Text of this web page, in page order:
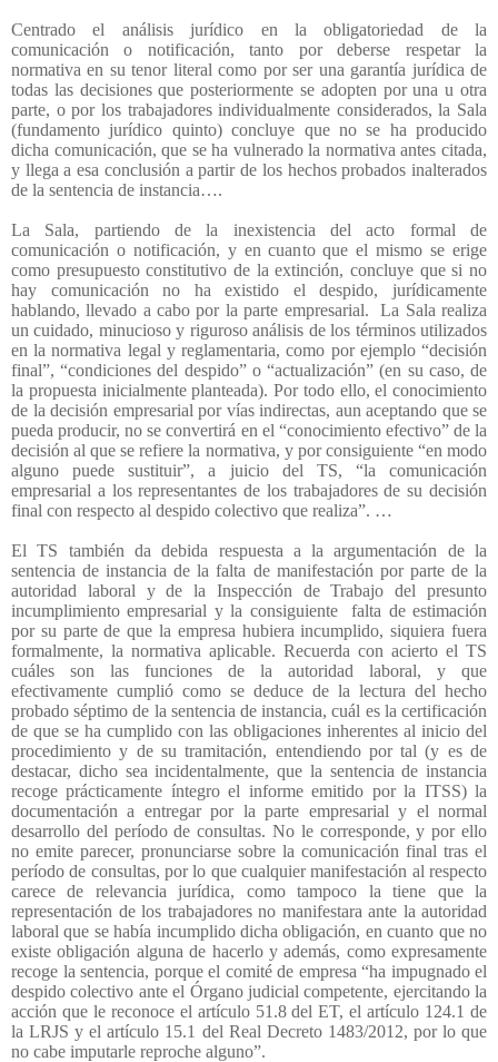
Centrado el análisis jurídico en la obligatoriedad de la
comunicación o notificación, tanto por deberse respetar la
normativa en su tenor literal como por ser una garantía jurídica de
todas las decisiones que posteriormente se adopten por una u otra
parte, o por los trabajadores individualmente considerados, la Sala
(fundamento jurídico quinto) concluye que no se ha producido
dicha comunicación, que se ha vulnerado la normativa antes citada,
y llega a esa conclusión a partir de los hechos probados inalterados
de la sentencia de instancia….
La Sala, partiendo de la inexistencia del acto formal de
comunicación o notificación, y en cuanto que el mismo se erige
como presupuesto constitutivo de la extinción, concluye que si no
hay comunicación no ha existido el despido, jurídicamente
hablando, llevado a cabo por la parte empresarial.
La Sala realiza
un cuidado, minucioso y riguroso análisis de los términos utilizados
en la normativa legal y reglamentaria, como por ejemplo “decisión
final”, “condiciones del despido” o “actualización” (en su caso, de
la propuesta inicialmente planteada). Por todo ello, el conocimiento
de la decisión empresarial por vías indirectas, aun aceptando que se
pueda producir, no se convertirá en el “conocimiento efectivo” de la
decisión al que se refiere la normativa, y por consiguiente “en modo
alguno puede sustituir”, a juicio del TS, “la comunicación
empresarial a los representantes de los trabajadores de su decisión
final con respecto al despido colectivo que realiza”. …
El TS también da debida respuesta a la argumentación de la
sentencia de instancia de la falta de manifestación por parte de la
autoridad laboral y de la Inspección de Trabajo del presunto
incumplimiento empresarial y la consiguiente
falta de estimación
por su parte de que la empresa hubiera incumplido, siquiera fuera
formalmente, la normativa aplicable. Recuerda con acierto el TS
cuáles son las funciones de la autoridad laboral, y que
efectivamente cumplió como se deduce de la lectura del hecho
probado séptimo de la sentencia de instancia, cuál es la certificación
de que se ha cumplido con las obligaciones inherentes al inicio del
procedimiento y de su tramitación, entendiendo por tal (y es de
destacar, dicho sea incidentalmente, que la sentencia de instancia
recoge prácticamente íntegro el informe emitido por la ITSS) la
documentación a entregar por la parte empresarial y el normal
desarrollo del período de consultas. No le corresponde, y por ello
no emite parecer, pronunciarse sobre la comunicación final tras el
período de consultas, por lo que cualquier manifestación al respecto
carece de relevancia jurídica, como tampoco la tiene que la
representación de los trabajadores no manifestara ante la autoridad
laboral que se había incumplido dicha obligación, en cuanto que no
existe obligación alguna de hacerlo y además, como expresamente
recoge la sentencia, porque el comité de empresa “ha impugnado el
despido colectivo ante el Órgano judicial competente, ejercitando la
acción que le reconoce el artículo 51.8 del ET, el artículo 124.1 de
la LRJS y el artículo 15.1 del Real Decreto 1483/2012, por lo que
no cabe imputarle reproche alguno”.